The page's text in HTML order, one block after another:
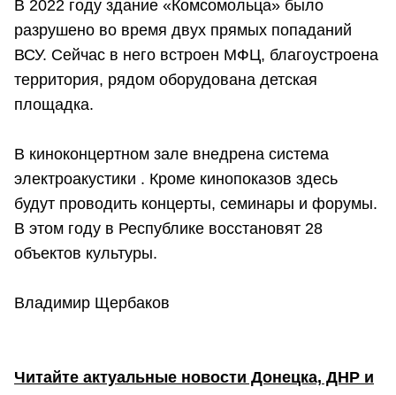
В 2022 году здание «Комсомольца» было
разрушено во время двух прямых попаданий
ВСУ. Сейчас в него встроен МФЦ, благоустроена
территория, рядом оборудована детская
площадка.
В киноконцертном зале внедрена система
электроакустики . Кроме кинопоказов здесь
будут проводить концерты, семинары и форумы.
В этом году в Республике восстановят 28
объектов культуры.
Владимир Щербаков
Читайте актуальные новости Донецка, ДНР и